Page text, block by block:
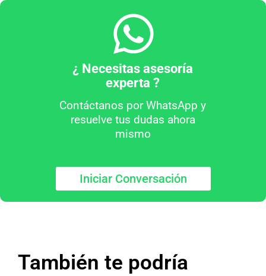
¿ Necesitas asesoría
experta ?
Contáctanos por WhatsApp y
resuelve tus dudas ahora
mismo
Iniciar Conversación
También te podría